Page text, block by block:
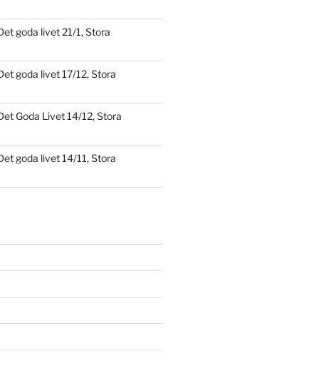
goda livet 21/1, Stora
goda livet 17/12, Stora
Goda Livet 14/12, Stora
goda livet 14/11, Stora